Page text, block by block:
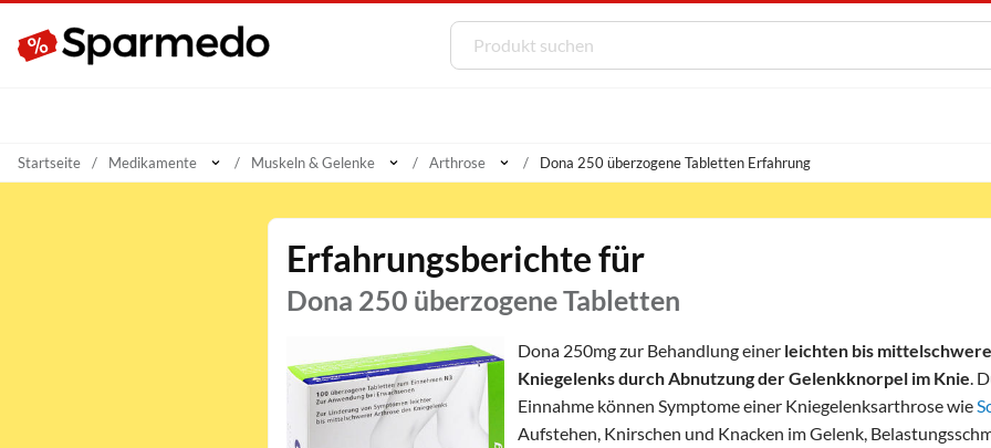
Startseite Medikamente Muskeln & Gelenke Arthrose Dona 250 überzogene Tabletten Erfahrung
Erfahrungsberichte für
Dona 250 überzogene Tabletten
Dona 250mg zur Behandlung einer leichten bis
Kniegelenks durch Abnutzung der Gelenkknorpel im Knie .
Einnahme können Symptome einer Kniegelenksarthrose wie
Aufstehen, Knirschen und Knacken im Gelenk,